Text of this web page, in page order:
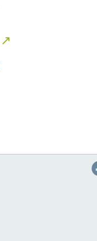
↗